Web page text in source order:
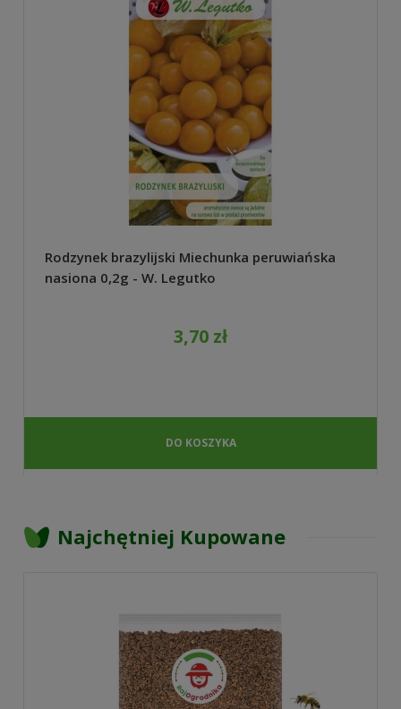
Rodzynek brazylijski Miechunka peruwiańska
nasiona 0,2g - W. Legutko
3,70 zł
DO KOSZYKA
Najchętniej Kupowane